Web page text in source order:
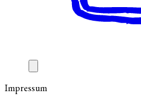
Impressum